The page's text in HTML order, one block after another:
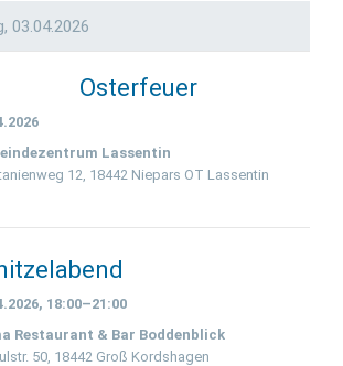
03.04.2026
Osterfeuer
Lassentin
12, 18442 Niepars OT Lassentin
18:00–21:00
Restaurant & Bar Boddenblick
50, 18442 Groß Kordshagen